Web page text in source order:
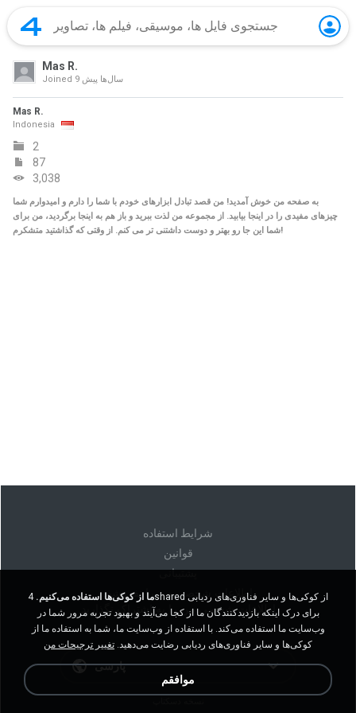
Mas R.
Joined 9 سال‌ها پیش
Mas R.
Indonesia
2
87
3,038
به صفحه من خوش آمدید! من قصد تبادل ابزارهای خودم با شما را دارم و امیدوارم شما
چیزهای مفیدی را در اینجا بیابید. از مجموعه من لذت ببرید و باز هم به اینجا برگردید، من برای
شما این جا رو بهتر و دوست داشتنی تر می کنم. از وقتی که گذاشتید متشکرم!
شرايط استفاده
قوانين
پشتیبانی
اطلاعات شخصی من را نفروشید
اطلاعات شخصی من را به اشتراک نگذارید
پارسی
ما از کوکی‌ها استفاده می‌کنیم. 4shared از کوکی‌ها و سایر فناوری‌های ردیابی
برای درک اینکه بازدیدکنندگان ما از کجا می‌آیند و بهبود تجربه مرور شما در
وب‌سایت ما استفاده می‌کند. با استفاده از وب‌سایت ما، شما به استفاده ما از
کوکی‌ها و سایر فناوری‌های ردیابی رضایت می‌دهید. تغییر ترجیحات من
موافقم